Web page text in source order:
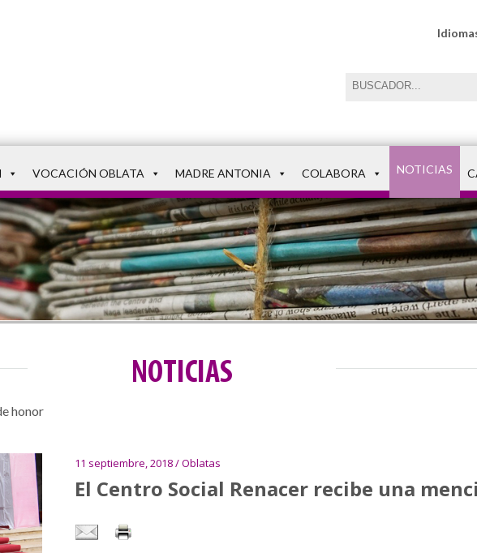
VOCACIÓN OBLATA MADRE ANTONIA COLABORA NOTICIAS
NOTICIAS
honor
11 septiembre, 2018 / Oblatas
El Centro Social Renacer recibe una